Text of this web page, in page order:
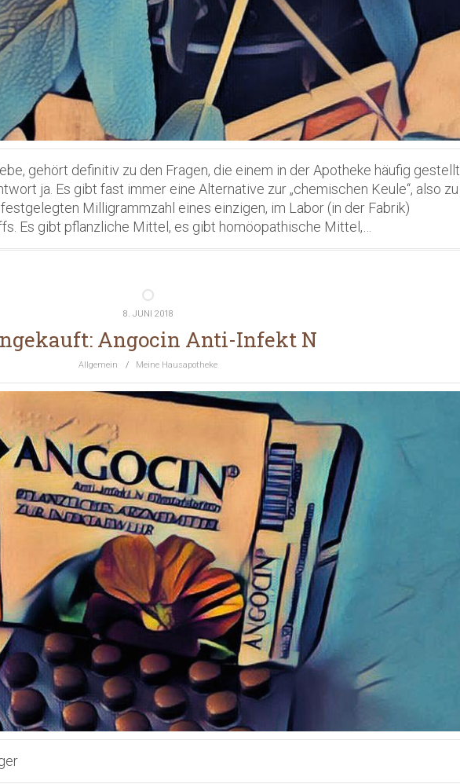
gehört definitiv zu den Fragen, die einem in der Apotheke häufig gestellt
ja. Es gibt fast immer eine Alternative zur „chemischen Keule“, also zu
Milligrammzahl eines einzigen, im Labor (in der Fabrik)
Es gibt pflanzliche Mittel, es gibt homöopathische Mittel,…
8. JUNI 2018
Angocin Anti-Infekt N
Allgemein / Meine Hausapotheke